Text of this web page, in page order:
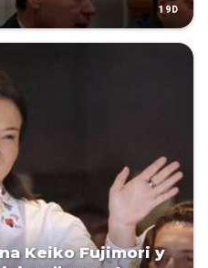
19D
Keiko Fujimori y